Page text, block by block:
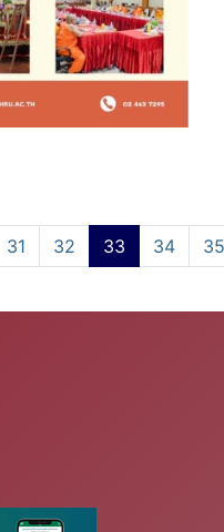
31 32 33 34 35